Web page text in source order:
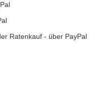
Ratenkauf - über PayPal